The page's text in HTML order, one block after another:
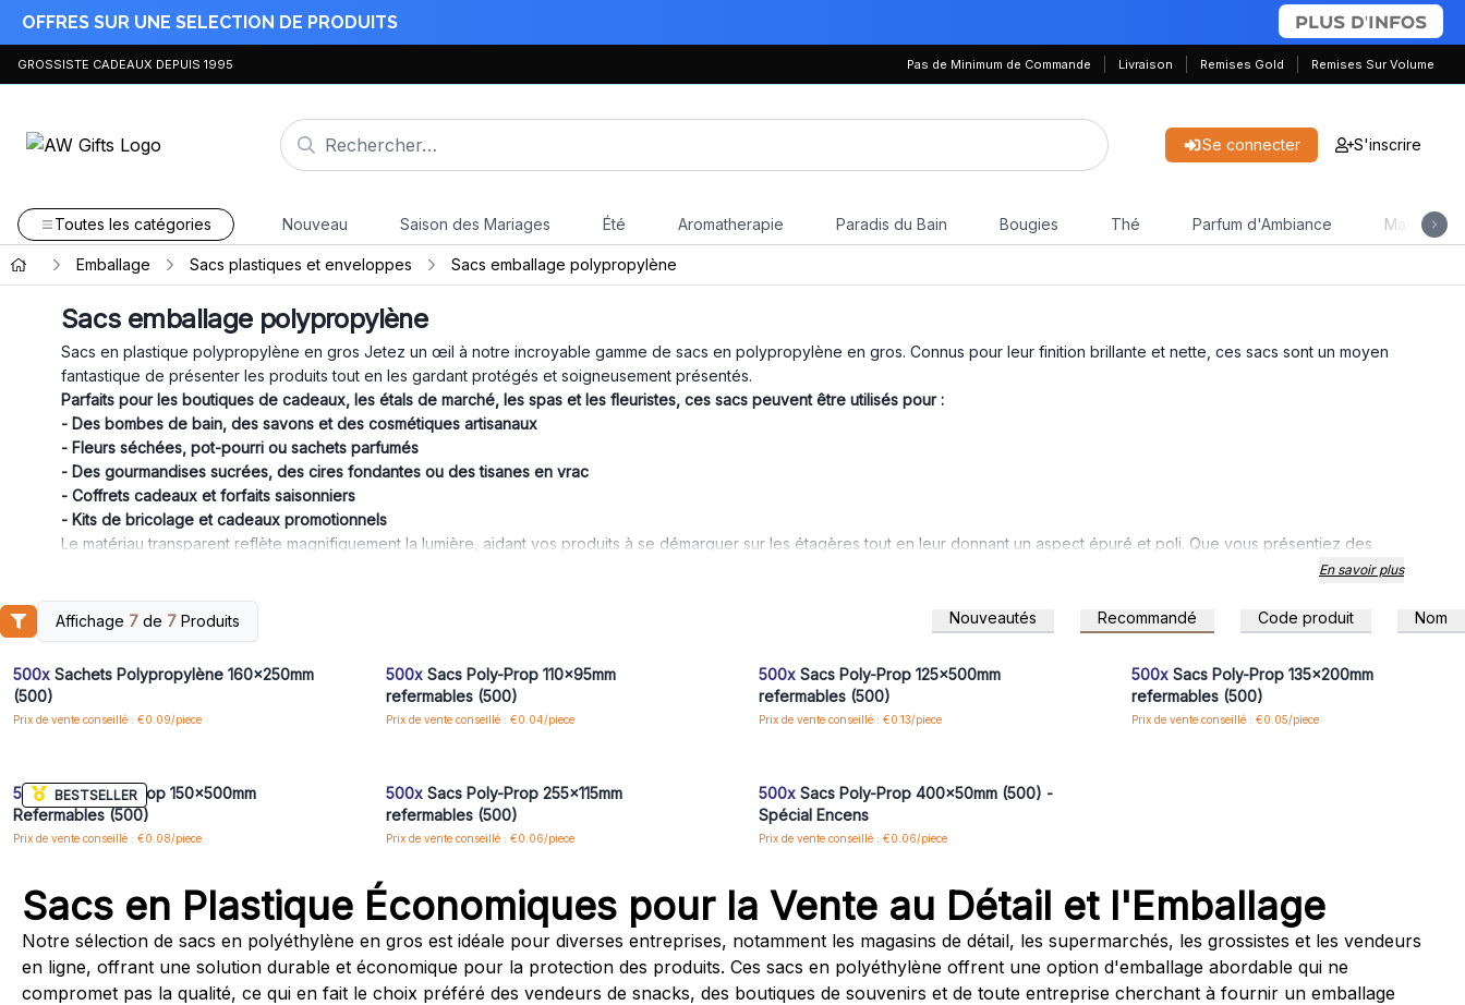
OFFRES SUR UNE SELECTION DE PRODUITS PLUS D'INFOS
GROSSISTE CADEAUX DEPUIS 1995 Pas de Minimum de Commande Livraison Remises Gold Remises Sur Volume
Se connecter S'inscrire
Toutes les catégories Nouveau Saison des Mariages Été Aromatherapie Paradis du Bain Bougies Thé Parfum d'Ambiance Maison &
Emballage Sacs plastiques et enveloppes Sacs emballage polypropylène
Sacs emballage polypropylène
Sacs en plastique polypropylène en gros Jetez un œil à notre incroyable gamme de sacs en polypropylène en gros. Connus pour leur finition brillante et nette, ces sacs sont un moyen
fantastique de présenter les produits tout en les gardant protégés et soigneusement présentés.
Parfaits pour les boutiques de cadeaux, les étals de marché, les spas et les fleuristes, ces sacs peuvent être utilisés pour :
- Des bombes de bain, des savons et des cosmétiques artisanaux
- Fleurs séchées, pot-pourri ou sachets parfumés
- Des gourmandises sucrées, des cires fondantes ou des tisanes en vrac
- Coffrets cadeaux et forfaits saisonniers
- Kits de bricolage et cadeaux promotionnels
Le matériau transparent reflète magnifiquement la lumière, aidant vos produits à se démarquer sur les étagères tout en leur donnant un aspect épuré et poli. Que vous présentiez des
savons colorés ou des articles délicats qui méritent d'être vus, ces sacs vous aident à le faire avec style. Ils sont idéaux pour être combinés avec vos étiquettes, tags ou rubans de
Commandez maintenant et emballez joliment les articles de vos clients avec ceux-ci.
En savoir plus
Affichage 7de 7Produits Nouveautés Recommandé Code produit Nom
Connectez-vous ou inscrivez-vous pour accéder
aux prix de gros
500x Sachets Polypropylène 160x250mm
(500)
Prix de vente conseillé : €0.09/piece
500x Sacs Poly-Prop 110x95mm
refermables (500)
Prix de vente conseillé : €0.04/piece
Connectez-vous ou inscrivez-vous pour accéder
aux prix de gros
500x Sacs Poly-Prop 125x500mm
refermables (500)
Prix de vente conseillé : €0.13/piece
Connectez-vous ou inscrivez-vous pour accéder
aux prix de gros
500x Sacs Poly-Prop 135x200mm
refermables (500)
Prix de vente conseillé : €0.05/piece
BESTSELLER
500x Sacs Poly-Prop 150x500mm
Refermables (500)
Prix de vente conseillé : €0.08/piece
500x Sacs Poly-Prop 255x115mm
refermables (500)
Prix de vente conseillé : €0.06/piece
500x Sacs Poly-Prop 400x50mm (500) -
Spécial Encens
Prix de vente conseillé : €0.06/piece
Sacs en Plastique Économiques pour la Vente au Détail et l'Emballage
Notre sélection de sacs en polyéthylène en gros est idéale pour diverses entreprises, notamment les magasins de détail, les supermarchés, les grossistes et les vendeurs
en ligne, offrant une solution durable et économique pour la protection des produits. Ces sacs en polyéthylène offrent une option d'emballage abordable qui ne
compromet pas la qualité, ce qui en fait le choix préféré des vendeurs de snacks, des boutiques de souvenirs et de toute entreprise cherchant à fournir un emballage